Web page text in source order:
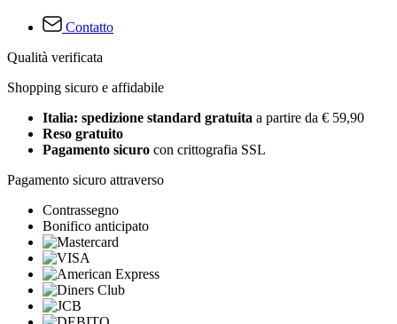
Contatto
Qualità verificata
Shopping sicuro e affidabile
Italia: spedizione standard gratuita a partire da € 59,90
Reso gratuito
Pagamento sicuro con crittografia SSL
Pagamento sicuro attraverso
Contrassegno
Bonifico anticipato